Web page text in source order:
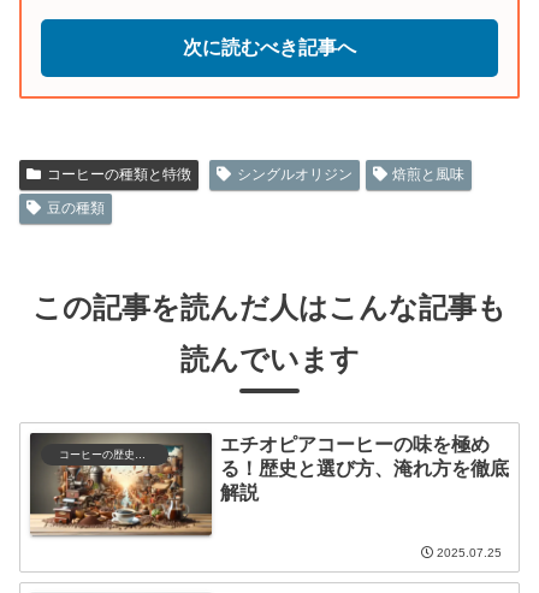
次に読むべき記事へ
コーヒーの種類と特徴 シングルオリジン
焙煎と風味
豆の種類
この記事を読んだ人はこんな記事も
読んでいます
コーヒーの歴史と文化
エチオピアコーヒーの味を極め
る！歴史と選び方、淹れ方を徹底
解説
2025.07.25